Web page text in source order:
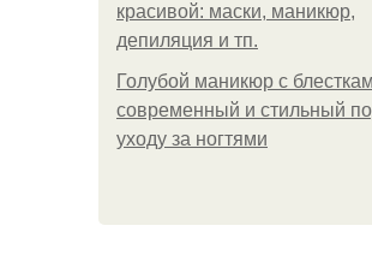
красивой: маски, маникюр,
депиляция и тп.
Голубой маникюр с
современный и стильный
уходу за ногтями